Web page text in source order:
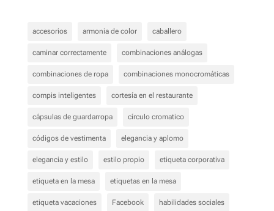
accesorios armonia de color caballero
caminar correctamente combinaciones análogas
combinaciones de ropa combinaciones monocromáticas
compis inteligentes cortesía en el restaurante
cápsulas de guardarropa círculo cromatico
códigos de vestimenta elegancia y aplomo
elegancia y estilo estilo propio etiqueta corporativa
etiqueta en la mesa etiquetas en la mesa
etiqueta vacaciones Facebook habilidades sociales